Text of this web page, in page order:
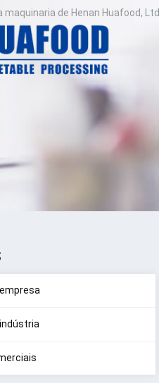
maquinaria de Henan Huafood, Ltd.